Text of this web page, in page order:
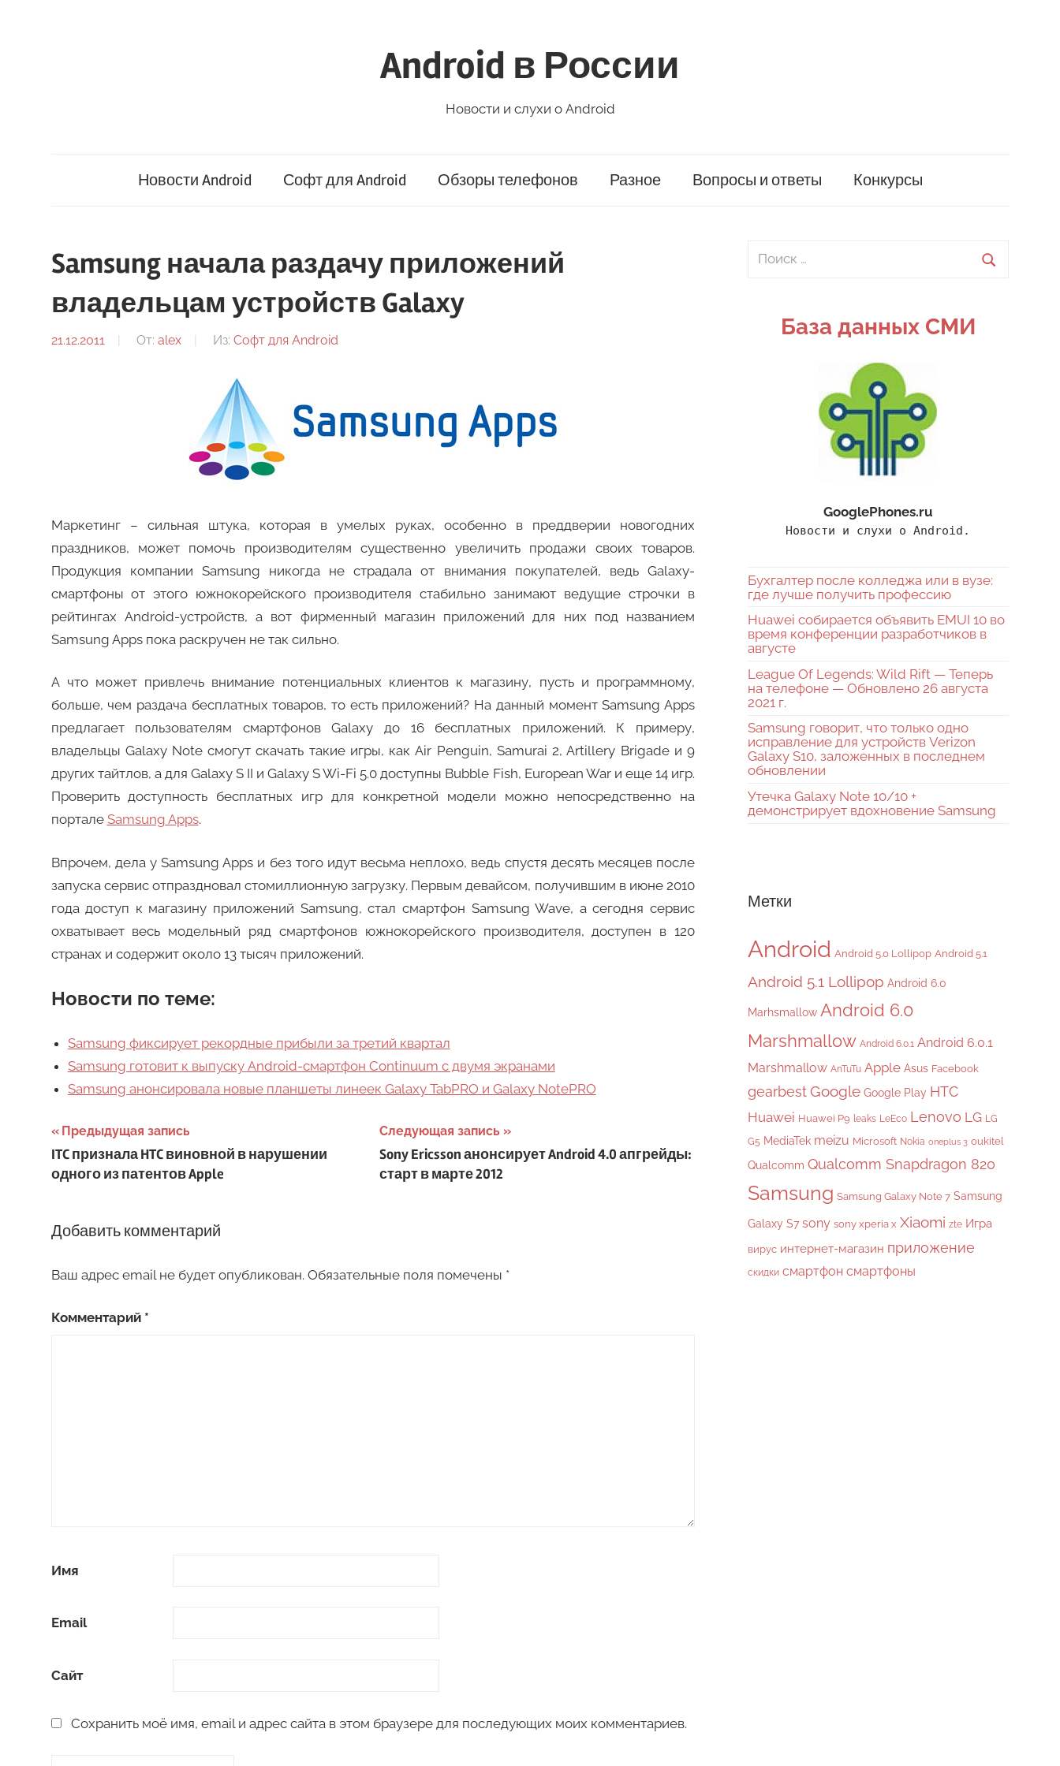
Android в России
Новости и слухи о Android
Новости Android Софт для Android Обзоры телефонов Разное Вопросы и ответы Конкурсы
Samsung начала раздачу приложений
владельцам устройств Galaxy
21.12.2011 От: alex Из: Софт для Android
Маркетинг – сильная штука, которая в умелых руках, особенно в преддверии новогодних
праздников, может помочь производителям существенно увеличить продажи своих товаров.
Продукция компании Samsung никогда не страдала от внимания покупателей, ведь Galaxy-
смартфоны от этого южнокорейского производителя стабильно занимают ведущие строчки в
рейтингах Android-устройств, а вот фирменный магазин приложений для них под названием
Samsung Apps пока раскручен не так сильно.
А что может привлечь внимание потенциальных клиентов к магазину, пусть и программному,
больше, чем раздача бесплатных товаров, то есть приложений? На данный момент Samsung Apps
предлагает пользователям смартфонов Galaxy до 16 бесплатных приложений. К примеру,
владельцы Galaxy Note смогут скачать такие игры, как Air Penguin, Samurai 2, Artillery Brigade и 9
других тайтлов, а для Galaxy S II и Galaxy S Wi-Fi 5.0 доступны Bubble Fish, European War и еще 14 игр.
Проверить доступность бесплатных игр для конкретной модели можно непосредственно на
портале Samsung Apps.
Впрочем, дела у Samsung Apps и без того идут весьма неплохо, ведь спустя десять месяцев после
запуска сервис отпраздновал стомиллионную загрузку. Первым девайсом, получившим в июне 2010
года доступ к магазину приложений Samsung, стал смартфон Samsung Wave, а сегодня сервис
охватывает весь модельный ряд смартфонов южнокорейского производителя, доступен в 120
странах и содержит около 13 тысяч приложений.
Новости по теме:
Samsung фиксирует рекордные прибыли за третий квартал
Samsung готовит к выпуску Android-смартфон Continuum с двумя экранами
Samsung анонсировала новые планшеты линеек Galaxy TabPRO и Galaxy NotePRO
Навигация
по
Предыдущая запись
ITC признала HTC виновной в нарушении
одного из патентов Apple
Следующая запись
Sony Ericsson анонсирует Android 4.0 апгрейды:
старт в марте 2012
Добавить комментарий
Ваш адрес email не будет опубликован. Обязательные поля помечены *
Комментарий *
Имя
Email
Сайт
Сохранить моё имя, email и адрес сайта в этом браузере для последующих моих комментариев.
Поиск
База данных СМИ
GooglePhones.ru
Новости и слухи о Android.
Бухгалтер после колледжа или в вузе:
где лучше получить профессию
Huawei собирается объявить EMUI 10 во
время конференции разработчиков в
августе
League Of Legends: Wild Rift — Теперь
на телефоне — Обновлено 26 августа
2021 г.
Samsung говорит, что только одно
исправление для устройств Verizon
Galaxy S10, заложенных в последнем
обновлении
Утечка Galaxy Note 10/10 +
демонстрирует вдохновение Samsung
Метки
Android Android 5.0 Lollipop Android 5.1
Android 5.1 Lollipop Android 6.0
Marhsmallow Android 6.0
Marshmallow Android 6.0.1 Android 6.0.1
Marshmallow AnTuTu Apple Asus Facebook
gearbestGoogle Google Play HTC
Huawei Huawei P9 leaks LeEco Lenovo LG LG
G5 MediaTek meizu Microsoft Nokia oneplus 3 oukitel
Qualcomm Qualcomm Snapdragon 820
Samsung Samsung Galaxy Note 7 Samsung
Galaxy S7 sony sony xperia x Xiaomi zte Игра
вирус интернет-магазин приложение
скидки смартфон смартфоны